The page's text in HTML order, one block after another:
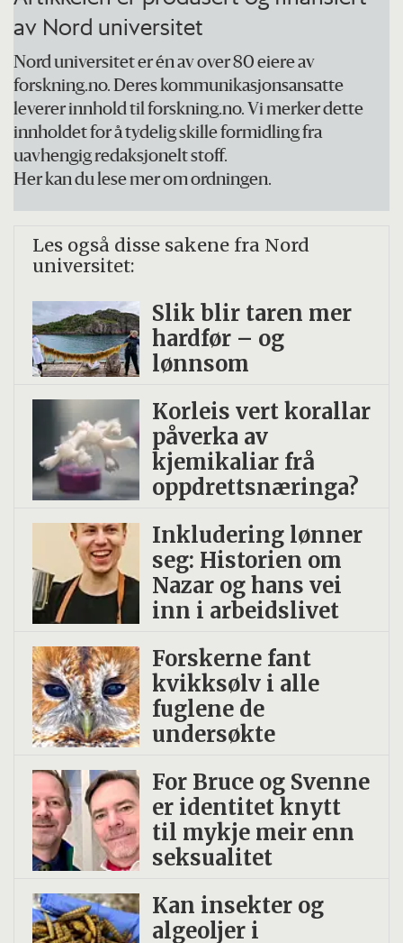
Samtidig finnes det en type kolesterol –
HDL-kolesterol – som motvirker de
negative effektene av LDL-kolesterolet.
HDL-kolesterol kalles derfor det «gode»
kolesterolet.
av Nord universitet
Nord universitet er én av over 80 eiere av
forskning.no. Deres kommunikasjonsansatte
leverer innhold til forskning.no. Vi merker dette
innholdet for å tydelig skille formidling fra
uavhengig redaksjonelt stoff.
Her kan du lese mer om ordningen.
Les også disse sakene fra Nord
universitet:
Slik blir taren mer
hardfør – og
lønnsom
Korleis vert korallar
påverka av
kjemikaliar frå
oppdrettsnæringa?
Inkludering lønner
seg: Historien om
Nazar og hans vei
inn i arbeidslivet
Forskerne fant
kvikksølv i alle
fuglene de
undersøkte
For Bruce og Svenne
er identitet knytt
til mykje meir enn
seksualitet
Kan insekter og
algeoljer i